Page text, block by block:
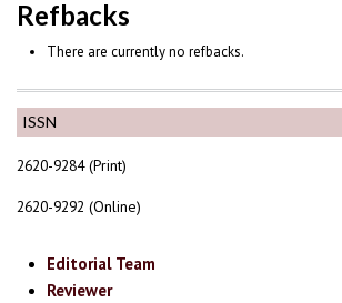
ISSN
2620-9284 (Print)
2620-9292 (Online)
Editorial Team
Reviewer
Refbacks
There are currently no refbacks.